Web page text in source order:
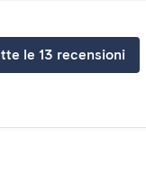
le 13 recensioni